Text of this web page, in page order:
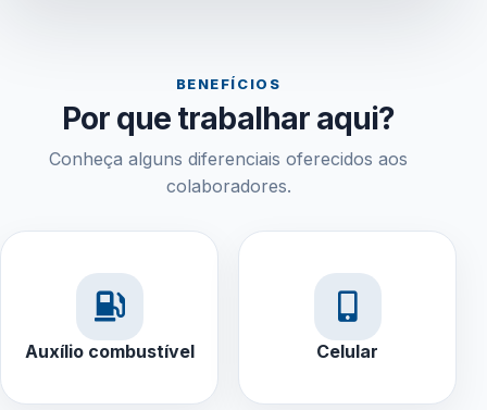
BENEFÍCIOS
Por que trabalhar aqui?
Conheça alguns diferenciais oferecidos aos
colaboradores.
Auxílio combustível Celular